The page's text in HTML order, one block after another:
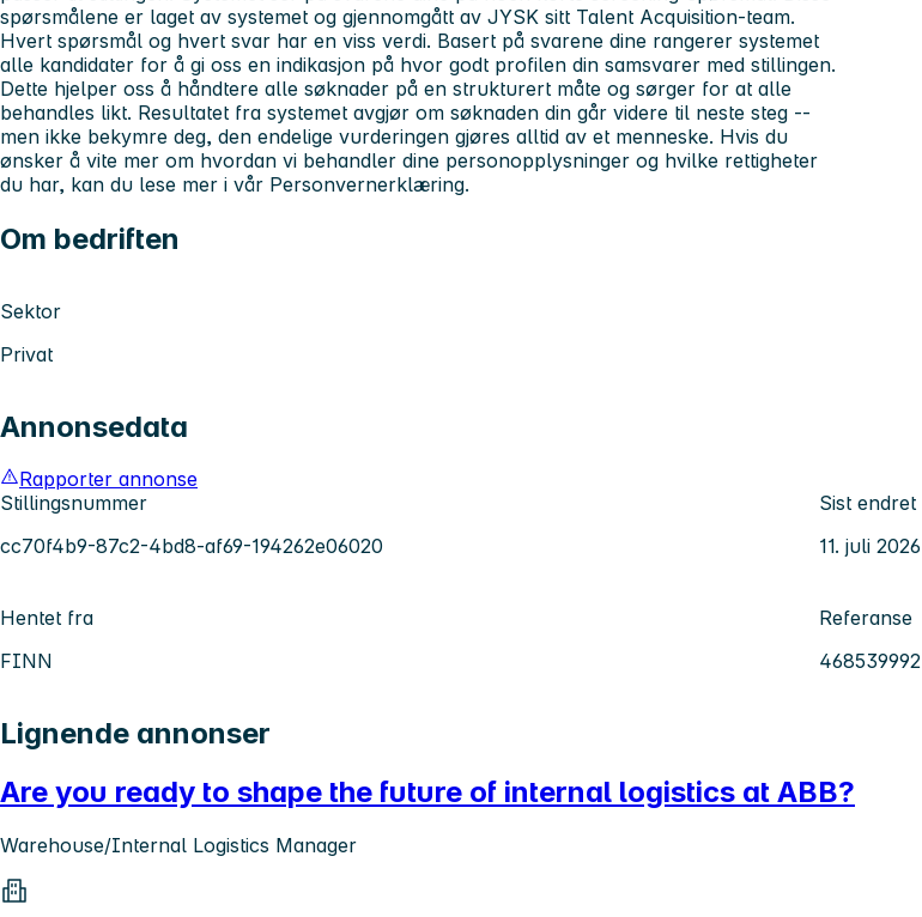
spørsmålene er laget av systemet og gjennomgått av JYSK sitt Talent Acquisition-team.
Hvert spørsmål og hvert svar har en viss verdi. Basert på svarene dine rangerer systemet
alle kandidater for å gi oss en indikasjon på hvor godt profilen din samsvarer med stillingen.
Dette hjelper oss å håndtere alle søknader på en strukturert måte og sørger for at alle
behandles likt. Resultatet fra systemet avgjør om søknaden din går videre til neste steg --
men ikke bekymre deg, den endelige vurderingen gjøres alltid av et menneske. Hvis du
ønsker å vite mer om hvordan vi behandler dine personopplysninger og hvilke rettigheter
du har, kan du lese mer i vår Personvernerklæring.
Om bedriften
Sektor
Privat
Annonsedata
Rapporter annonse
Stillingsnummer
cc70f4b9-87c2-4bd8-af69-194262e06020
Sist endret
11. juli 2026
Hentet fra
FINN
Referanse
468539992
Lignende annonser
Are you ready to shape the future of internal logistics at ABB?
Warehouse/Internal Logistics Manager